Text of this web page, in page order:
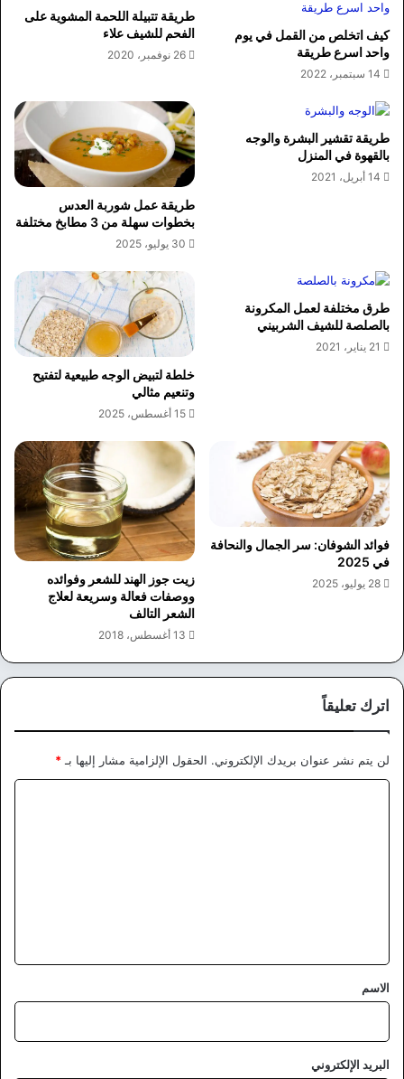
كيف اتخلص من القمل في يوم
واحد اسرع طريقة
14 سبتمبر، 2022
طريقة تتبيلة اللحمة المشوية على
الفحم للشيف علاء
26 نوفمبر، 2020
طريقة تقشير البشرة والوجه
بالقهوة في المنزل
14 أبريل، 2021
طريقة عمل شوربة العدس
بخطوات سهلة من 3 مطابخ مختلفة
30 يوليو، 2025
طرق مختلفة لعمل المكرونة
بالصلصة للشيف الشربيني
21 يناير، 2021
خلطة لتبيض الوجه طبيعية لتفتيح
وتنعيم مثالي
15 أغسطس، 2025
فوائد الشوفان: سر الجمال والنحافة
في 2025
28 يوليو، 2025
زيت جوز الهند للشعر وفوائده
ووصفات فعالة وسريعة لعلاج
الشعر التالف
13 أغسطس، 2018
اترك تعليقاً
لن يتم نشر عنوان بريدك الإلكتروني. الحقول الإلزامية مشار إليها بـ*
*
الاسم
البريد الإلكتروني